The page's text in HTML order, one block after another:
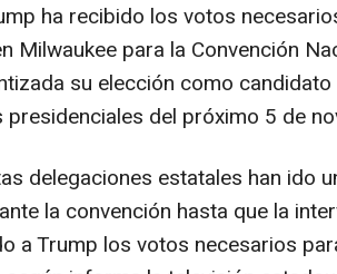
ha recibido los votos
Milwaukee para la Convención
su elección como
presidenciales del próximo 5 de
delegaciones estatales han ido
la convención hasta que la
a Trump los votos necesarios